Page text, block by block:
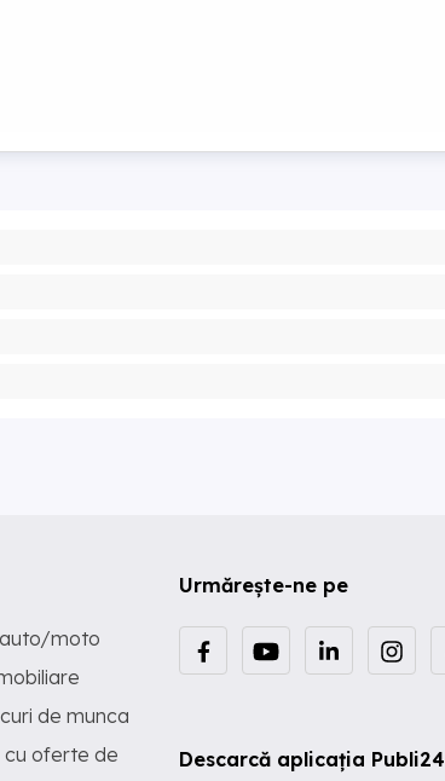
Urmărește-ne pe
Descarcă aplicația Publi24
moto
de munca
cu oferte de